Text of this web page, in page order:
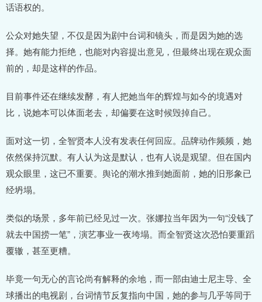
话语权的。
公众对她失望，不仅是因为剧中台词和镜头，而是因为她的选
择。她有能力拒绝，也能对内容提出意见，但最终出现在观众面
前的，却是这样的作品。
目前事件还在继续发酵，有人把她当年的辉煌与如今的境遇对
比，说她本可以体面老去，却偏要在这时候毁掉自己。
面对这一切，全智贤本人没有发表任何回应。品牌动作频频，她
依然保持沉默。有人认为这是默认，也有人说是观望。但在国内
观众眼里，这已不重要。舆论的潮水推到她面前，她的旧形象已
经坍塌。
类似的场景，多年前已经见过一次。张娜拉当年因为一句“没钱了
就去中国捞一笔”，演艺事业一夜垮塌。而全智贤这次恐怕要重蹈
覆辙，甚至更糟。
毕竟一句无心的言论尚有解释的余地，而一部由迪士尼主导、全
球播出的电视剧，台词情节反复指向中国，她的参与几乎等同于